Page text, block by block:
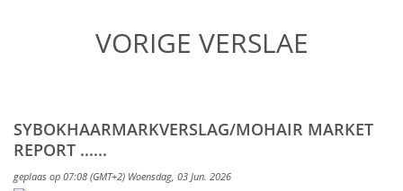
VORIGE VERSLAE
SYBOKHAARMARKVERSLAG/MOHAIR MARKET
REPORT ......
geplaas op 07:08 (GMT+2) Woensdag, 03 Jun. 2026